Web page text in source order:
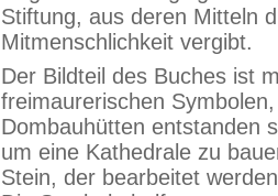
Stiftung, aus deren Mitteln
Mitmenschlichkeit vergibt.
Der Bildteil des Buches ist
freimaurerischen
Dombauhütten entstanden
um eine Kathedrale zu
Stein, der bearbeitet